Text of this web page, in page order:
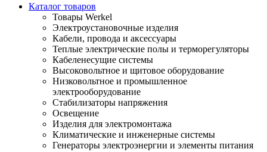
Каталог товаров
Товары Werkel
Электроустановочные изделия
Кабели, провода и аксессуары
Теплые электрические полы и терморегуляторы
Кабеленесущие системы
Высоковольтное и щитовое оборудование
Низковольтное и промышленное
электрооборудование
Стабилизаторы напряжения
Освещение
Изделия для электромонтажа
Климатические и инженерные системы
Генераторы электроэнергии и элементы питания